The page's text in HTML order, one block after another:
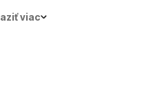
viac